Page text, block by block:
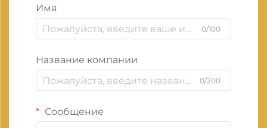
Имя
0/100
Название компании
0/200
Сообщение